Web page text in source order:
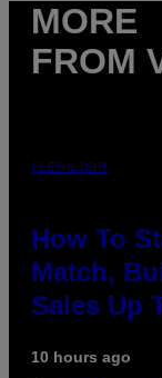
MORE
FROM
FLESHLIGHT
How To
Match,
Sales Up
10 hours ago